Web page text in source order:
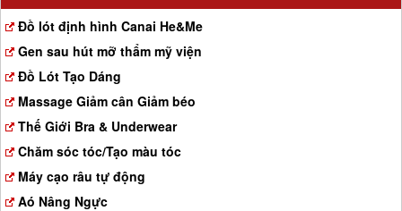
Đồ lót định hình Canai He&Me
Gen sau hút mỡ thẩm mỹ viện
Đồ Lót Tạo Dáng
Massage Giảm cân Giảm béo
Thế Giới Bra & Underwear
Chăm sóc tóc/Tạo màu tóc
Máy cạo râu tự động
Aó Nâng Ngực